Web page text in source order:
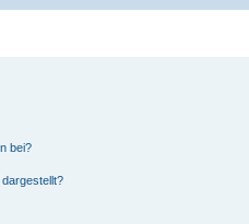
bei?